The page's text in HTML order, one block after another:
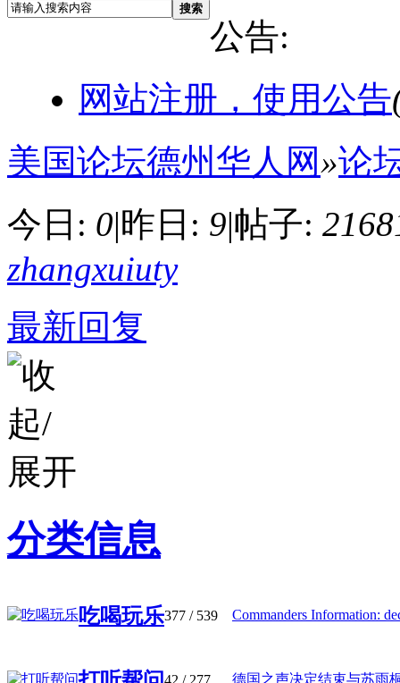
搜索
公告:
网站注册，使用公告
美国论坛德州华人网»论
今日: 0|昨日: 9|帖子:
zhangxuiuty
最新回复
分类信息
吃喝玩乐377 / 539 Commanders Information:
42 / 277 德国之声决定结束与苏雨